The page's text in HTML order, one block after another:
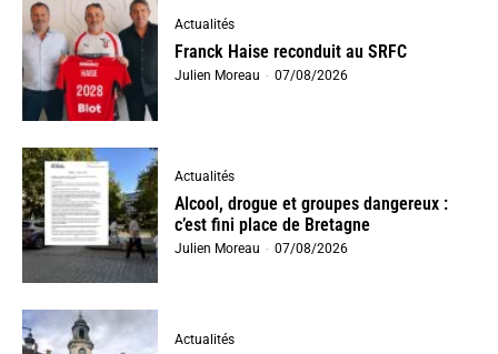
Actualités
Franck Haise reconduit au SRFC
Julien Moreau - 07/08/2026
Actualités
Alcool, drogue et groupes dangereux :
c’est fini place de Bretagne
Julien Moreau - 07/08/2026
Actualités